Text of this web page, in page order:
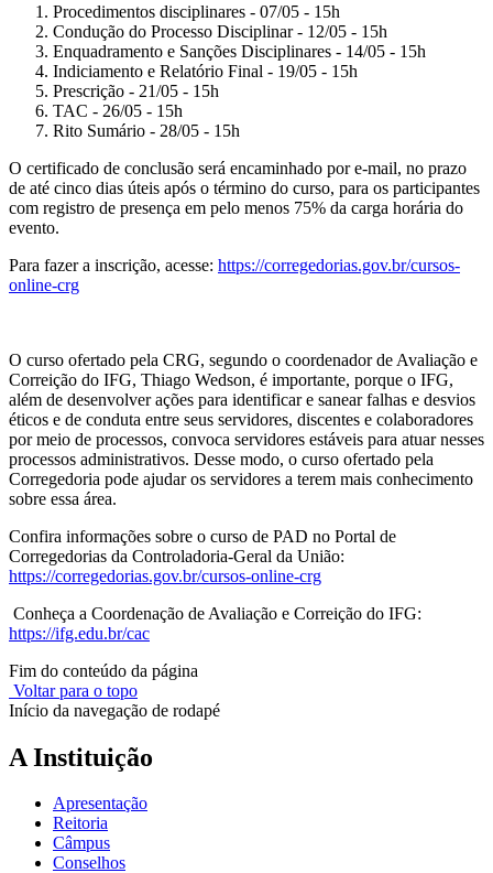
Procedimentos disciplinares - 07/05 - 15h
Condução do Processo Disciplinar - 12/05 - 15h
Enquadramento e Sanções Disciplinares - 14/05 - 15h
Indiciamento e Relatório Final - 19/05 - 15h
Prescrição - 21/05 - 15h
TAC - 26/05 - 15h
Rito Sumário - 28/05 - 15h
O certificado de conclusão será encaminhado por e-mail, no prazo
de até cinco dias úteis após o término do curso, para os participantes
com registro de presença em pelo menos 75% da carga horária do
evento.
Para fazer a inscrição, acesse: https://corregedorias.gov.br/cursos-
online-crg
O curso ofertado pela CRG, segundo o coordenador de Avaliação e
Correição do IFG, Thiago Wedson, é importante, porque o IFG,
além de desenvolver ações para identificar e sanear falhas e desvios
éticos e de conduta entre seus servidores, discentes e colaboradores
por meio de processos, convoca servidores estáveis para atuar nesses
processos administrativos. Desse modo, o curso ofertado pela
Corregedoria pode ajudar os servidores a terem mais conhecimento
sobre essa área.
Confira informações sobre o curso de PAD no Portal de
Corregedorias da Controladoria-Geral da União:
https://corregedorias.gov.br/cursos-online-crg
Conheça a Coordenação de Avaliação e Correição do IFG:
https://ifg.edu.br/cac
Fim do conteúdo da página
Voltar para o topo
Início da navegação de rodapé
A Instituição
Apresentação
Reitoria
Câmpus
Conselhos